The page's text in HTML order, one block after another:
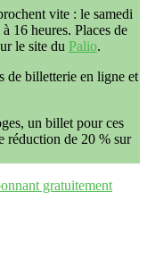
vite : le samedi
16 heures. Places de
le site du Palio.
de billetterie en ligne et
un billet pour ces
réduction de 20 % sur
gratuitement